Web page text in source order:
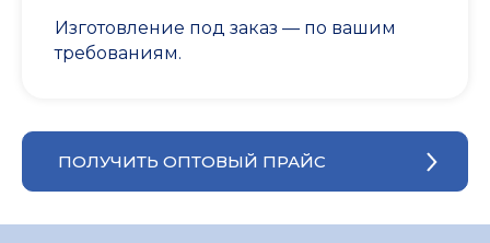
Изготовление под заказ — по вашим
требованиям.
ПОЛУЧИТЬ ОПТОВЫЙ ПРАЙС